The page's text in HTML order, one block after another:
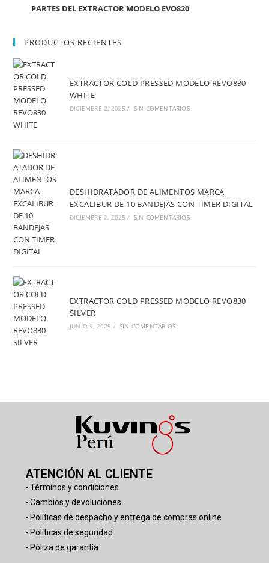
PARTES DEL EXTRACTOR MODELO EVO820
PRODUCTOS RECIENTES
EXTRACTOR COLD PRESSED MODELO REVO830
WHITE
DICIEMBRE 2, 2025 / SIN COMENTARIOS
DESHIDRATADOR DE ALIMENTOS MARCA
EXCALIBUR DE 10 BANDEJAS CON TIMER DIGITAL
DICIEMBRE 2, 2025 / SIN COMENTARIOS
EXTRACTOR COLD PRESSED MODELO REVO830
SILVER
JUNIO 9, 2025 / SIN COMENTARIOS
ATENCIÓN AL CLIENTE
- Términos y condiciones
- Cambios y devoluciones
- Políticas de despacho y entrega de compras online
- Políticas de seguridad
- Póliza de garantía